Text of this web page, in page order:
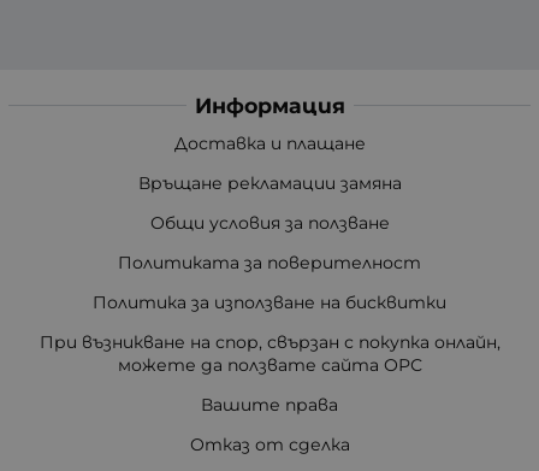
Информация
Доставка и плащане
Връщане рекламации замяна
Общи условия за ползване
Политиката за поверителност
Политика за използване на бисквитки
При възникване на спор, свързан с покупка онлайн,
можете да ползвате сайта ОРС
Вашите права
Отказ от сделка